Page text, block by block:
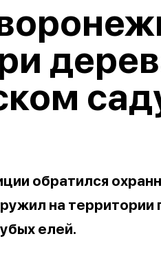
обратился
на территории
елей.